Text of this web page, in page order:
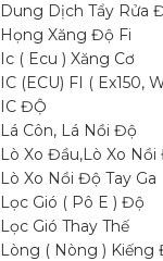
Dung Dịch Tẩy Rửa
Họng Xăng Độ Fi
Ic ( Ecu ) Xăng Cơ
IC (ECU) FI ( Ex150,
IC ĐỘ
Lá Côn, Lá Nồi Độ
Lò Xo Đầu,Lò Xo Nồi
Lò Xo Nồi Độ Tay Ga
Lọc Gió ( Pô E ) Độ
Lọc Gió Thay Thế
Lòng ( Nòng ) Kiếng